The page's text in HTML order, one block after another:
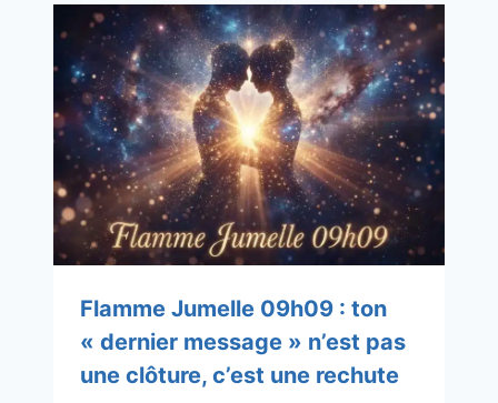
Flamme Jumelle 09h09 : ton
« dernier message » n’est pas
une clôture, c’est une rechute